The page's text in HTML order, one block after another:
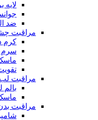
لایه
ضد
مراقبت
کرم
سرم
مراقبت لب
بالم
مراقبت